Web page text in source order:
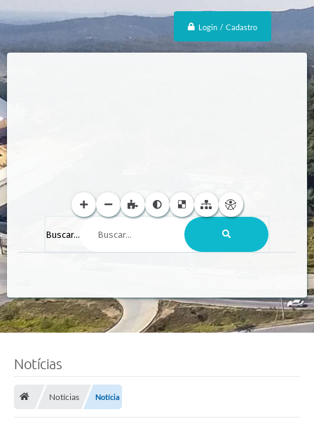
Login / Cadastro
Buscar...
Notícias
Notícias Notícia